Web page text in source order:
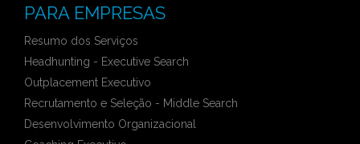
PARA EMPRESAS
Resumo dos Serviços
Headhunting - Executive Search
Outplacement Executivo
Recrutamento e Seleção - Middle Search
Desenvolvimento Organizacional